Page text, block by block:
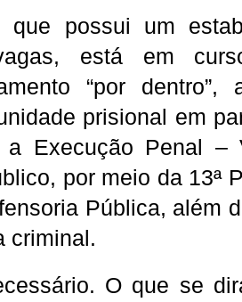
que possui um
está em
“por
prisional em
a Execução Penal –
por meio da 13ª
Pública, além
criminal.
O que se